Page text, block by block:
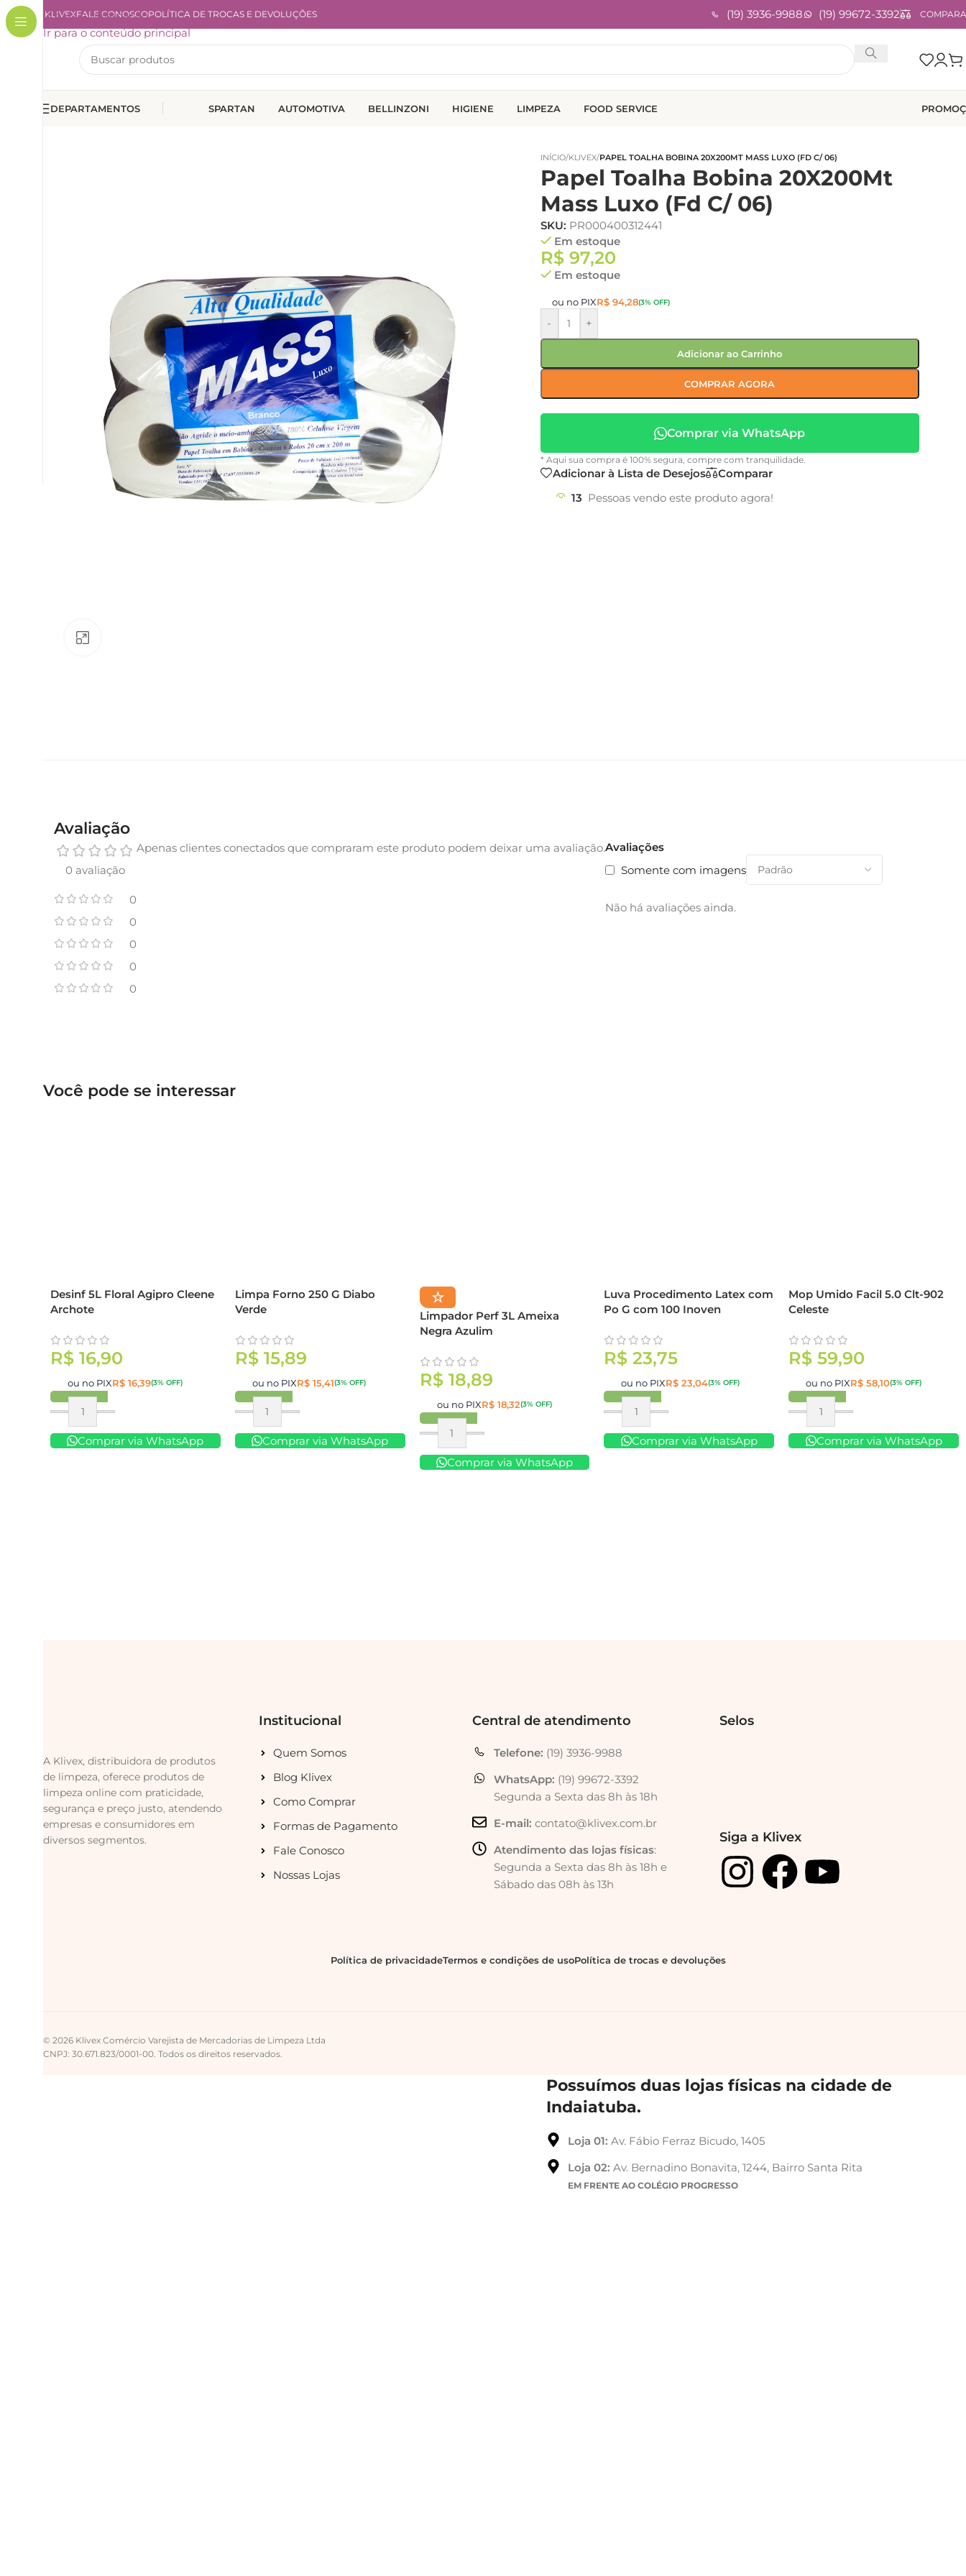
Ir para a navegação
Ir para o conteúdo principal
Av. Fábio Ferraz Bicudo, nº 1405
– Jd. Esplanada – Indaiatuba/SP
A KLIVEXFALE CONOSCOPOLÍTICA DE TROCAS E DEVOLUÇÕES (19) 3936-9988 (19) 99672-3392
DEPARTAMENTOS SPARTAN AUTOMOTIVA BELLINZONI HIGIENE LIMPEZA FOOD SERVICE
INÍCIO/KLIVEX/PAPEL TOALHA BOBINA 20X200MT MASS LUXO (FD C/ 06)
Papel Toalha Bobina 20X200Mt
Mass Luxo (Fd C/ 06)
SKU: PR000400312441
Em estoque
R$97,20
Em estoque
ou no PIXR$94,28(3% OFF)
- +
Adicionar ao Carrinho
COMPRAR AGORA
Comprar via WhatsApp
* Aqui sua compra é 100% segura, compre com tranquilidade.
Adicionar à Lista de Desejos
Comparar
13 Pessoas vendo este produto agora!
Avaliação
0 avaliação
0
0
0
0
0
Avaliações
Somente com imagens
Não há avaliações ainda.
Apenas clientes conectados que compraram este produto podem deixar uma avaliação.
Você pode se interessar
Desinf 5L Floral Agipro Cleene
Archote
R$ 16,90
ou no PIXR$ 16,39(3% OFF)
Comprar
Comprar via WhatsApp
Limpa Forno 250 G Diabo
Verde
R$15,89
ou no PIXR$15,41(3% OFF)
Comprar
Comprar via WhatsApp
☆
Limpador Perf 3L Ameixa
Negra Azulim
R$18,89
ou no PIXR$18,32(3% OFF)
Comprar
Comprar via WhatsApp
Luva Procedimento Latex com
Po G com 100 Inoven
R$ 23,75
ou no PIXR$ 23,04(3% OFF)
Comprar
Comprar via WhatsApp
Mop Umido Facil 5.0 Clt-902
Celeste
R$ 59,90
ou no PIXR$ 58,10(3% OFF)
Comprar
Comprar via WhatsApp
A Klivex, distribuidora de produtos
de limpeza, oferece produtos de
limpeza online com praticidade,
segurança e preço justo, atendendo
empresas e consumidores em
diversos segmentos.
Institucional
Quem Somos
Blog Klivex
Como Comprar
Formas de Pagamento
Fale Conosco
Nossas Lojas
Central de atendimento
Telefone: (19) 3936-9988
WhatsApp: (19) 99672-3392
Segunda a Sexta das 8h às 18h
E-mail: contato@klivex.com.br
Atendimento das lojas físicas:
Segunda a Sexta das 8h às 18h e
Sábado das 08h às 13h
Selos
Siga a Klivex
Política de privacidadeTermos e condições de usoPolítica de trocas e devoluções
© 2026 Klivex Comércio Varejista de Mercadorias de Limpeza Ltda
CNPJ: 30.671.823/0001-00. Todos os direitos reservados.
Possuímos duas lojas físicas na cidade de
Indaiatuba.
Loja 01: Av. Fábio Ferraz Bicudo, 1405
Loja 02: Av. Bernadino Bonavita, 1244, Bairro Santa Rita
EM FRENTE AO COLÉGIO PROGRESSO